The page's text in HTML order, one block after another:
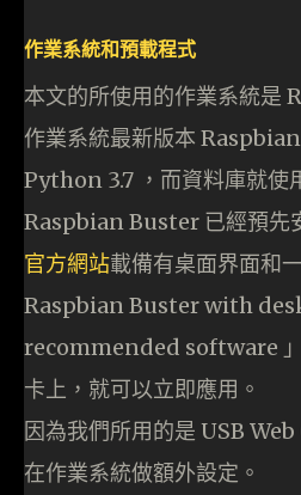
作業系統和預載程式
本文的所使用的作業系統是
作業系統最新版本
Python 3.7 ，而資料庫就使
Raspbian Buster 已經預先
官方網站載備有桌面界面和
Raspbian Buster with
recommended software
卡上，就可以立即應用。
因為我們所用的是 USB
在作業系統做額外設定。